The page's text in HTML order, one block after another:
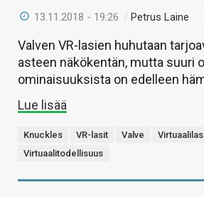
13.11.2018 - 19:26 /Petrus Laine
Valven VR-lasien huhutaan
asteen näkökentän, mutta suuri
ominaisuuksista on edelleen
Lue lisää
Knuckles VR-lasit Valve
Virtuaalitodellisuus